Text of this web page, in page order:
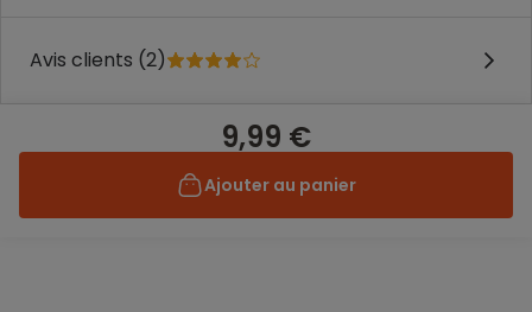
Avis clients (2)
9,99 €
Ajouter au panier